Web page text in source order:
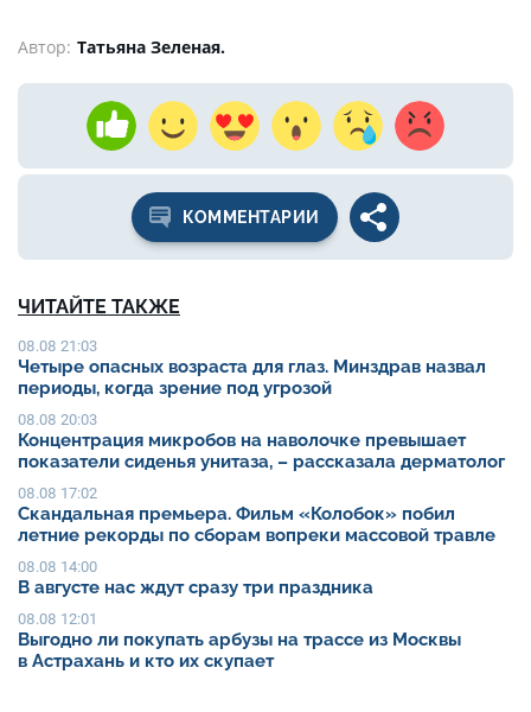
Автор: Татьяна Зеленая.
КОММЕНТАРИИ
ЧИТАЙТЕ ТАКЖЕ
08.08 21:03
Четыре опасных возраста для глаз. Минздрав назвал
периоды, когда зрение под угрозой
08.08 20:03
Концентрация микробов на наволочке превышает
показатели сиденья унитаза, – рассказала дерматолог
08.08 17:02
Скандальная премьера. Фильм «Колобок» побил
летние рекорды по сборам вопреки массовой травле
08.08 14:00
В августе нас ждут сразу три праздника
08.08 12:01
Выгодно ли покупать арбузы на трассе из Москвы
в Астрахань и кто их скупает